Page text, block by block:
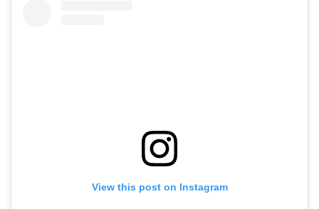
View this post on Instagram